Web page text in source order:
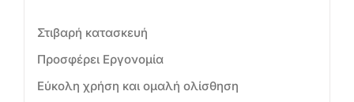
Στιβαρή κατασκευή
Προσφέρει Εργονομία
Εύκολη χρήση και ομαλή ολίσθηση